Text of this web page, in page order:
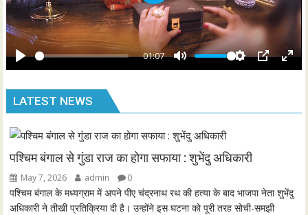
e
e
P
l
a
01:07
M
S
n
s
P
E
l
l
a
y
LATEST NEWS
पश्चिम बंगाल से गुंडा राज का होगा सफाया : शुभेंदु अधिकारी
May 7, 2026 admin 0
पश्चिम बंगाल के मध्यग्राम में अपने पीए चंद्रनाथ रथ की हत्या के बाद भाजपा नेता शुभेंदु
अधिकारी ने तीखी प्रतिक्रिया दी है। उन्होंने इस घटना को पूरी तरह सोची-समझी